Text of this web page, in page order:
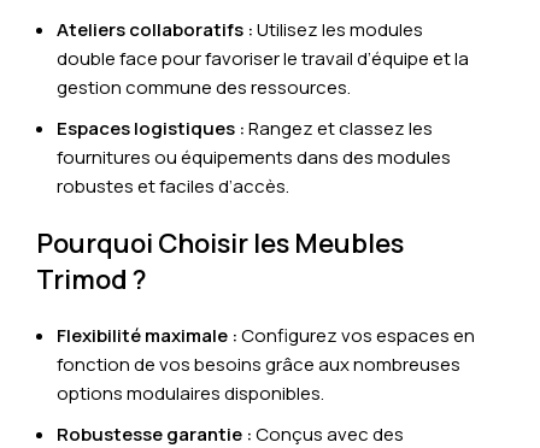
Ateliers collaboratifs :Utilisez les modules
double face pour favoriser le travail d’équipe et la
gestion commune des ressources.
Espaces logistiques :Rangez et classez les
fournitures ou équipements dans des modules
robustes et faciles d’accès.
Pourquoi Choisir les Meubles
Trimod ?
Flexibilité maximale :Configurez vos espaces en
fonction de vos besoins grâce aux nombreuses
options modulaires disponibles.
Robustesse garantie :Conçus avec des